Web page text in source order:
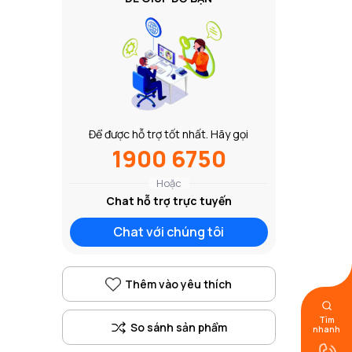
Để được hỗ trợ tốt nhất. Hãy gọi
1900 6750
Hoặc
Chat hỗ trợ trực tuyến
Chat với chúng tôi
Thêm vào yêu thích
Tìm
nhanh